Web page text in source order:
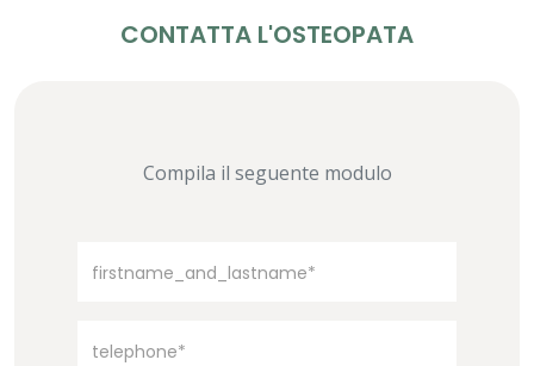
CONTATTA L'OSTEOPATA
Compila il seguente modulo